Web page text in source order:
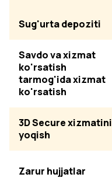
Sug'urta depoziti
Savdo va xizmat
ko'rsatish
tarmog'ida xizmat
ko'rsatish
3D Secure xizmatini
yoqish
Zarur hujjatlar